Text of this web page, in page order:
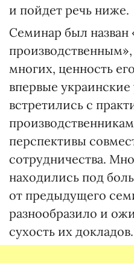
и пойдет речь ниже.
Семинар был назван
многих, ценность
впервые
встретились с
перспективы
сотрудничества.
находились под
от предыдущего
разнообразило и
сухость их докладов.